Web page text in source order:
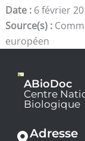
Date : 6 février
Source(s) :
européen
ABioDoc
Centre
Biologique
Adresse